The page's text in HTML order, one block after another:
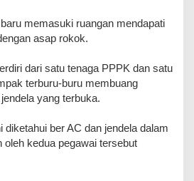
memasuki ruangan mendapati
asap rokok.
dari satu tenaga PPPK dan satu
terburu-buru membuang
yang terbuka.
diketahui ber AC dan jendela dalam
oleh kedua pegawai tersebut